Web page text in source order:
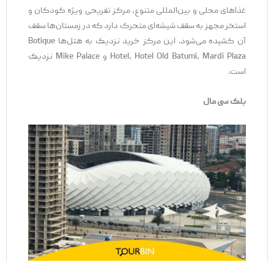
غذاهای محلی و بین‌المللی متنوع، مرکز تفریحی ویژه کودکان و
استخر مجهز به سقف شیشه‌ای متحرک دارد که در زمستان‌ها سقف
آن کشیده می‌شود. این مرکز خرید نزدیک به هتل‌ها Botique
Hotel، Hotel Old Batumi، Mardi Plaza و Mike Palace نزدیک
است.
بلک سی مال